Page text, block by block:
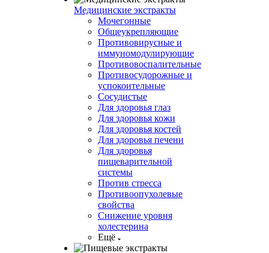
Медицинские экстракты
Мочегонные
Общеукрепляющие
Противовирусные и
иммуномодулирующие
Противовоспалительные
Противосудорожные и
успокоительные
Сосудистые
Для здоровья глаз
Для здоровья кожи
Для здоровья костей
Для здоровья печени
Для здоровья
пищеварительной
системы
Против стресса
Противоопухолевые
свойства
Снижение уровня
холестерина
Ещё